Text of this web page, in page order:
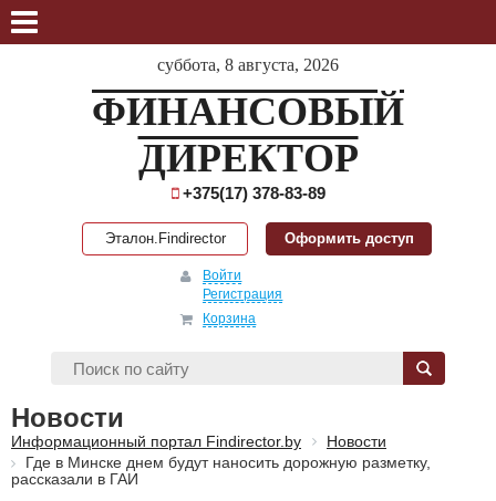
суббота, 8 августа, 2026
ФИНАНСОВЫЙ
ДИРЕКТОР
+375(17) 378-83-89
Эталон.Findirector Оформить доступ
Войти
Регистрация
Корзина
Новости
Информационный портал Findirector.by
Новости
Где в Минске днем будут наносить дорожную разметку,
рассказали в ГАИ